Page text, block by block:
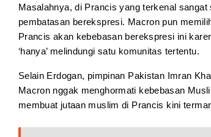
Masalahnya, di Prancis yang terkenal sangat
pembatasan berekspresi. Macron pun
Prancis akan kebebasan berekspresi ini
‘hanya’ melindungi satu komunitas tertentu.
Selain Erdogan, pimpinan Pakistan Imran
Macron nggak menghormati kebebasan
membuat jutaan muslim di Prancis kini